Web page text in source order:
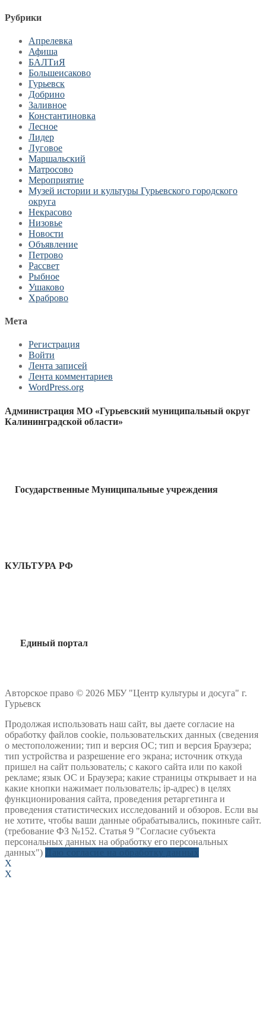
Рубрики
Апрелевка
Афиша
БАЛТиЯ
Большеисаково
Гурьевск
Добрино
Заливное
Константиновка
Лесное
Лидер
Луговое
Маршальский
Матросово
Мероприятие
Музей истории и культуры Гурьевского городского
округа
Некрасово
Низовье
Новости
Объявление
Петрово
Рассвет
Рыбное
Ушаково
Храброво
Мета
Регистрация
Войти
Лента записей
Лента комментариев
WordPress.org
Администрация МО «Гурьевский муниципальный округ
Калининградской области»
Государственные Муниципальные учреждения
КУЛЬТУРА РФ
Единый портал
Авторское право © 2026 МБУ "Центр культуры и досуга" г.
Гурьевск
Продолжая использовать наш сайт, вы даете согласие на
обработку файлов cookie, пользовательских данных (сведения
о местоположении; тип и версия ОС; тип и версия Браузера;
тип устройства и разрешение его экрана; источник откуда
пришел на сайт пользователь; с какого сайта или по какой
рекламе; язык ОС и Браузера; какие страницы открывает и на
какие кнопки нажимает пользователь; ip-адрес) в целях
функционирования сайта, проведения ретаргетинга и
проведения статистических исследований и обзоров. Если вы
не хотите, чтобы ваши данные обрабатывались, покиньте сайт.
(требование ФЗ №152. Статья 9 "Согласие субъекта
персональных данных на обработку его персональных
данных")
X
X